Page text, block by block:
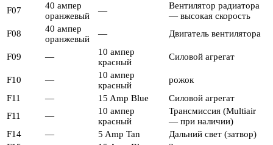
F07
40 ампер
оранжевый
—
Вентилятор радиатора
— высокая скорость
F08
40 ампер
оранжевый
— Двигатель вентилятора
F09 —
10 ампер
красный
Силовой агрегат
F10 —
10 ампер
красный
рожок
F11
— 15 Amp Blue
Силовой агрегат
F11
—
10 ампер
красный
Трансмиссия (Multiair
— при наличии)
F14
— 5 Amp Tan
Дальний свет (затвор)